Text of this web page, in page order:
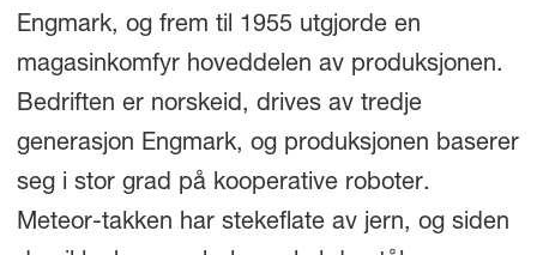
Engmark, og frem til 1955 utgjorde en
magasinkomfyr hoveddelen av produksjonen.
Bedriften er norskeid, drives av tredje
generasjon Engmark, og produksjonen baserer
seg i stor grad på kooperative roboter.
Meteor-takken har stekeflate av jern, og siden